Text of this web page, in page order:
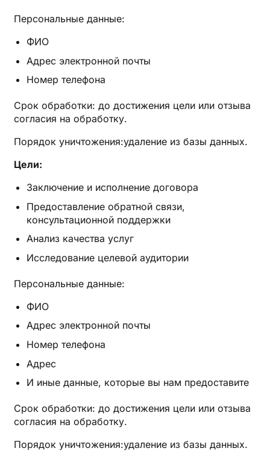
Персональные данные:
ФИО
Адрес электронной почты
Номер телефона
Срок обработки: до достижения цели или отзыва
согласия на обработку.
Порядок уничтожения:удаление из базы данных.
Цели:
Заключение и исполнение договора
Предоставление обратной связи,
консультационной поддержки
Анализ качества услуг
Исследование целевой аудитории
Персональные данные:
ФИО
Адрес электронной почты
Номер телефона
Адрес
И иные данные, которые вы нам предоставите
Срок обработки: до достижения цели или отзыва
согласия на обработку.
Порядок уничтожения:удаление из базы данных.